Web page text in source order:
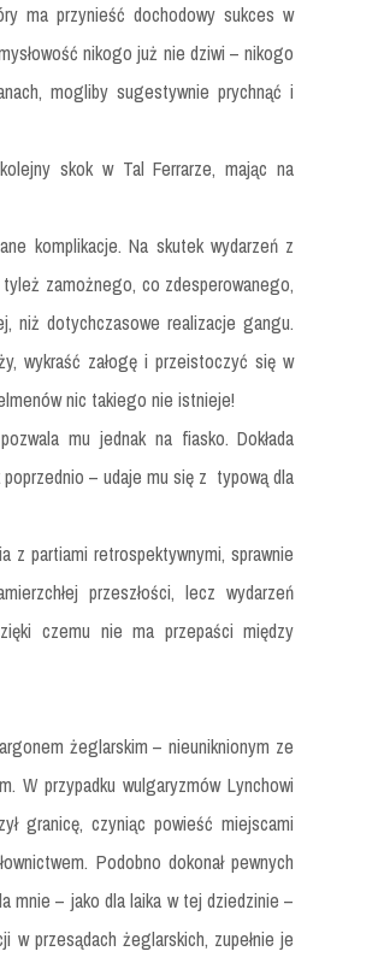
ma przynieść dochodowy sukces w
nikogo już nie dziwi – nikogo
mogliby sugestywnie prychnąć i
skok w Tal Ferrarze, mając na
komplikacje. Na skutek wydarzeń z
tyleż zamożnego, co zdesperowanego,
niż dotychczasowe realizacje gangu.
wykraść załogę i przeistoczyć się w
nic takiego nie istnieje!
mu jednak na fiasko. Dokłada
– udaje mu się z typową dla
partiami retrospektywnymi, sprawnie
przeszłości, lecz wydarzeń
czemu nie ma przepaści między
żeglarskim – nieuniknionym ze
W przypadku wulgaryzmów Lynchowi
granicę, czyniąc powieść miejscami
Podobno dokonał pewnych
mnie – jako dla laika w tej dziedzinie –
w przesądach żeglarskich, zupełnie je